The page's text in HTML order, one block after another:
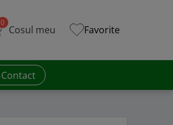
0
Cosul meu Favorite
Contact